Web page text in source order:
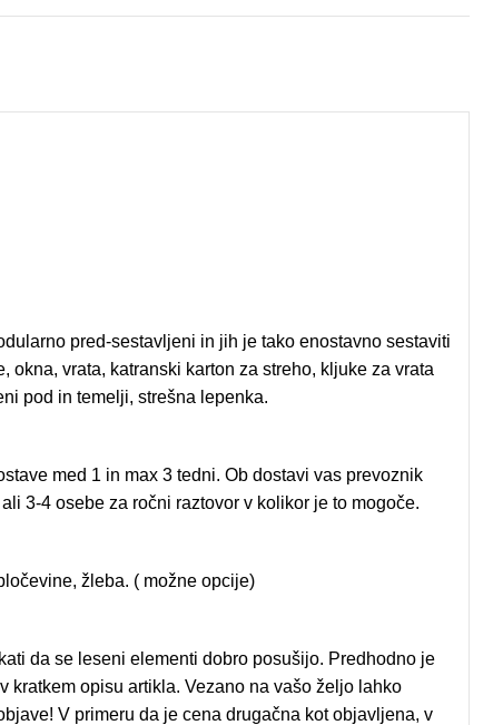
pred-sestavljeni in jih je tako enostavno sestaviti
vrata, katranski karton za streho, kljuke za vrata
pod in temelji, strešna lepenka.
med 1 in max 3 tedni. Ob dostavi vas prevoznik
3-4 osebe za ročni raztovor v kolikor je to mogoče.
žleba. ( možne opcije)
da se leseni elementi dobro posušijo. Predhodno je
kratkem opisu artikla. Vezano na vašo željo lahko
V primeru da je cena drugačna kot objavljena, v